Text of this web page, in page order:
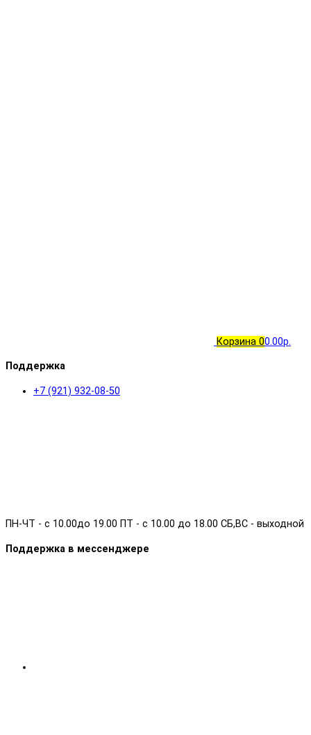
Корзина 00.00р.
Поддержка
+7 (921) 932-08-50
ПН-ЧТ - с 10.00до 19.00 ПТ - с 10.00 до 18.00 СБ,ВС - выходной
Поддержка в мессенджере